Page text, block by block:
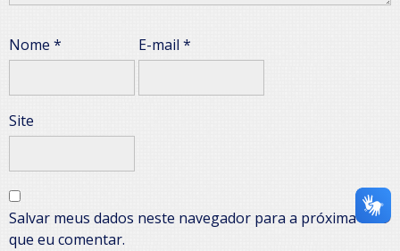
Nome * E-mail *
Site
Salvar meus dados neste navegador para a próxima vez
que eu comentar.